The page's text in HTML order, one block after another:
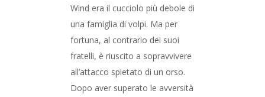
Wind era il cucciolo più debole di
una famiglia di volpi. Ma per
fortuna, al contrario dei suoi
fratelli, è riuscito a sopravvivere
all’attacco spietato di un orso.
Dopo aver superato le avversità